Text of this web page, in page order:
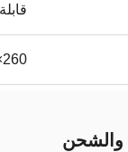
260×155×190 ملم